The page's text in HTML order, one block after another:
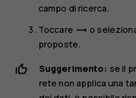
campo di ricerca.
Toccare trending_flat o
proposte.
Suggerimento: se il
rete non applica una